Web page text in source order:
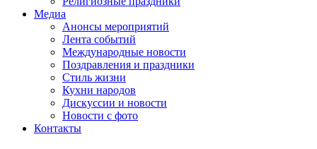
Медиа
Анонсы мероприятий
Лента событий
Международные новости
Поздравления и праздники
Cтиль жизни
Кухни народов
Дискуссии и новости
Новости с фото
Контакты